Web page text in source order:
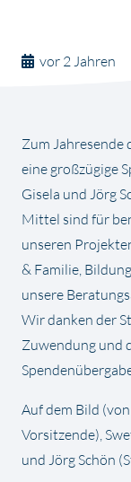
vor 2 Jahren
Zum
eine großzügige
Gisela und Jörg
Mittel sind für
unseren
& Familie,
unsere
Wir danken der
Zuwendung und
Auf dem Bild
Vorsitzende),
und Jörg Schön